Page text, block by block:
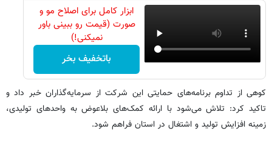
ابزار کامل برای اصلاح مو و
صورت (قیمت رو ببینی باور
نمیکنی!)
باتخفیف بخر
کوهی از تداوم برنامه‌های حمایتی این شرکت از سرمایه‌گذاران خبر داد و
تاکید کرد: تلاش می‌شود با ارائه کمک‌های بلاعوض به واحدهای تولیدی،
زمینه افزایش تولید و اشتغال در استان فراهم شود.